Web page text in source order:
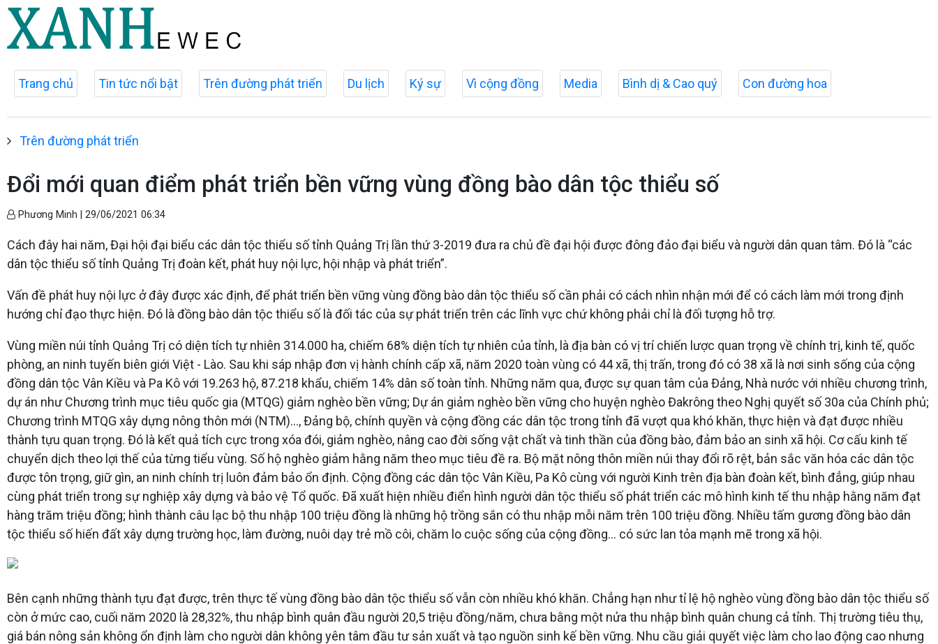
Trang chủ Tin tức nổi bật Trên đường phát triển Du lịch Ký sự Vì cộng đồng Media Bình dị & Cao quý Con đường hoa
Trên đường phát triển
Đổi mới quan điểm phát triển bền vững vùng đồng bào dân tộc thiểu số
Phương Minh | 29/06/2021 06:34
Cách đây hai năm, Đại hội đại biểu các dân tộc thiểu số tỉnh Quảng Trị lần thứ 3-2019 đưa ra chủ đề đại hội được đông đảo đại biểu và người dân quan tâm. Đó là “các
dân tộc thiểu số tỉnh Quảng Trị đoàn kết, phát huy nội lực, hội nhập và phát triển”.
Vấn đề phát huy nội lực ở đây được xác định, để phát triển bền vững vùng đồng bào dân tộc thiểu số cần phải có cách nhìn nhận mới để có cách làm mới trong định
hướng chỉ đạo thực hiện. Đó là đồng bào dân tộc thiểu số là đối tác của sự phát triển trên các lĩnh vực chứ không phải chỉ là đối tượng hỗ trợ.
Vùng miền núi tỉnh Quảng Trị có diện tích tự nhiên 314.000 ha, chiếm 68% diện tích tự nhiên của tỉnh, là địa bàn có vị trí chiến lược quan trọng về chính trị, kinh tế, quốc
phòng, an ninh tuyến biên giới Việt - Lào. Sau khi sáp nhập đơn vị hành chính cấp xã, năm 2020 toàn vùng có 44 xã, thị trấn, trong đó có 38 xã là nơi sinh sống của cộng
đồng dân tộc Vân Kiều và Pa Kô với 19.263 hộ, 87.218 khẩu, chiếm 14% dân số toàn tỉnh. Những năm qua, được sự quan tâm của Đảng, Nhà nước với nhiều chương trình,
dự án như Chương trình mục tiêu quốc gia (MTQG) giảm nghèo bền vững; Dự án giảm nghèo bền vững cho huyện nghèo Đakrông theo Nghị quyết số 30a của Chính phủ;
Chương trình MTQG xây dựng nông thôn mới (NTM)…, Đảng bộ, chính quyền và cộng đồng các dân tộc trong tỉnh đã vượt qua khó khăn, thực hiện và đạt được nhiều
thành tựu quan trọng. Đó là kết quả tích cực trong xóa đói, giảm nghèo, nâng cao đời sống vật chất và tinh thần của đồng bào, đảm bảo an sinh xã hội. Cơ cấu kinh tế
chuyển dịch theo lợi thế của từng tiểu vùng. Số hộ nghèo giảm hằng năm theo mục tiêu đề ra. Bộ mặt nông thôn miền núi thay đổi rõ rệt, bản sắc văn hóa các dân tộc
được tôn trọng, giữ gìn, an ninh chính trị luôn đảm bảo ổn định. Cộng đồng các dân tộc Vân Kiều, Pa Kô cùng với người Kinh trên địa bàn đoàn kết, bình đẳng, giúp nhau
cùng phát triển trong sự nghiệp xây dựng và bảo vệ Tổ quốc. Đã xuất hiện nhiều điển hình người dân tộc thiểu số phát triển các mô hình kinh tế thu nhập hằng năm đạt
hàng trăm triệu đồng; hình thành câu lạc bộ thu nhập 100 triệu đồng là những hộ trồng sắn có thu nhập mỗi năm trên 100 triệu đồng. Nhiều tấm gương đồng bào dân
tộc thiểu số hiến đất xây dựng trường học, làm đường, nuôi dạy trẻ mồ côi, chăm lo cuộc sống của cộng đồng… có sức lan tỏa mạnh mẽ trong xã hội.
Bên cạnh những thành tựu đạt được, trên thực tế vùng đồng bào dân tộc thiểu số vẫn còn nhiều khó khăn. Chẳng hạn như tỉ lệ hộ nghèo vùng đồng bào dân tộc thiểu số
còn ở mức cao, cuối năm 2020 là 28,32%, thu nhập bình quân đầu người 20,5 triệu đồng/năm, chưa bằng một nửa thu nhập bình quân chung cả tỉnh. Thị trường tiêu thụ,
giá bán nông sản không ổn định làm cho người dân không yên tâm đầu tư sản xuất và tạo nguồn sinh kế bền vững. Nhu cầu giải quyết việc làm cho lao động cao nhưng